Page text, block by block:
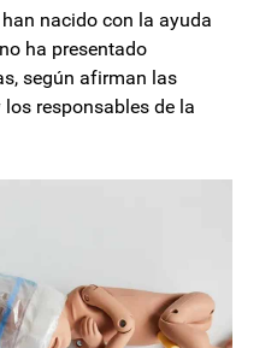
nacido con la ayuda
ha presentado
según afirman las
responsables de la